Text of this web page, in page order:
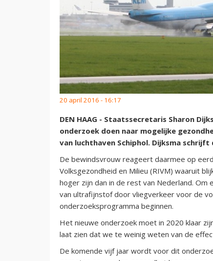
20 april 2016 - 16:17
DEN HAAG - Staatssecretaris Sharon
onderzoek doen naar mogelijke
van luchthaven Schiphol. Dijksma
De bewindsvrouw reageert daarmee op
Volksgezondheid en Milieu (RIVM) waaruit
hoger zijn dan in de rest van Nederland. Om
van ultrafijnstof door vliegverkeer voor de
onderzoeksprogramma beginnen.
Het nieuwe onderzoek moet in 2020 klaar
laat zien dat we te weinig weten van de
De komende vijf jaar wordt voor dit